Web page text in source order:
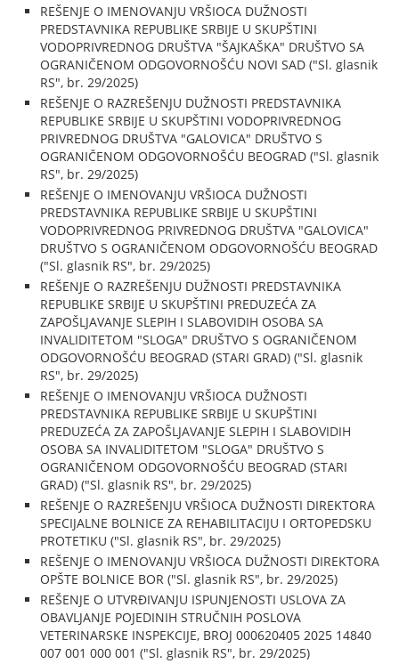
REŠENJE O IMENOVANJU VRŠIOCA DUŽNOSTI
PREDSTAVNIKA REPUBLIKE SRBIJE U SKUPŠTINI
VODOPRIVREDNOG DRUŠTVA "ŠAJKAŠKA" DRUŠTVO SA
OGRANIČENOM ODGOVORNOŠĆU NOVI SAD ("Sl. glasnik
RS", br. 29/2025)
REŠENJE O RAZREŠENJU DUŽNOSTI PREDSTAVNIKA
REPUBLIKE SRBIJE U SKUPŠTINI VODOPRIVREDNOG
PRIVREDNOG DRUŠTVA "GALOVICA" DRUŠTVO S
OGRANIČENOM ODGOVORNOŠĆU BEOGRAD ("Sl. glasnik
RS", br. 29/2025)
REŠENJE O IMENOVANJU VRŠIOCA DUŽNOSTI
PREDSTAVNIKA REPUBLIKE SRBIJE U SKUPŠTINI
VODOPRIVREDNOG PRIVREDNOG DRUŠTVA "GALOVICA"
DRUŠTVO S OGRANIČENOM ODGOVORNOŠĆU BEOGRAD
("Sl. glasnik RS", br. 29/2025)
REŠENJE O RAZREŠENJU DUŽNOSTI PREDSTAVNIKA
REPUBLIKE SRBIJE U SKUPŠTINI PREDUZEĆA ZA
ZAPOŠLJAVANJE SLEPIH I SLABOVIDIH OSOBA SA
INVALIDITETOM "SLOGA" DRUŠTVO S OGRANIČENOM
ODGOVORNOŠĆU BEOGRAD (STARI GRAD) ("Sl. glasnik
RS", br. 29/2025)
REŠENJE O IMENOVANJU VRŠIOCA DUŽNOSTI
PREDSTAVNIKA REPUBLIKE SRBIJE U SKUPŠTINI
PREDUZEĆA ZA ZAPOŠLJAVANJE SLEPIH I SLABOVIDIH
OSOBA SA INVALIDITETOM "SLOGA" DRUŠTVO S
OGRANIČENOM ODGOVORNOŠĆU BEOGRAD (STARI
GRAD) ("Sl. glasnik RS", br. 29/2025)
REŠENJE O RAZREŠENJU VRŠIOCA DUŽNOSTI DIREKTORA
SPECIJALNE BOLNICE ZA REHABILITACIJU I ORTOPEDSKU
PROTETIKU ("Sl. glasnik RS", br. 29/2025)
REŠENJE O IMENOVANJU VRŠIOCA DUŽNOSTI DIREKTORA
OPŠTE BOLNICE BOR ("Sl. glasnik RS", br. 29/2025)
REŠENJE O UTVRĐIVANJU ISPUNJENOSTI USLOVA ZA
OBAVLJANJE POJEDINIH STRUČNIH POSLOVA
VETERINARSKE INSPEKCIJE, BROJ 000620405 2025 14840
007 001 000 001 ("Sl. glasnik RS", br. 29/2025)